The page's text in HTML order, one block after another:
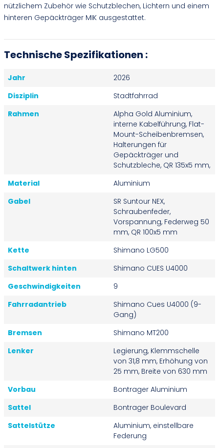
nützlichem Zubehör wie Schutzblechen, Lichtern und einem
hinteren Gepäckträger MIK ausgestattet.
Technische Spezifikationen :
Jahr
2026
Disziplin
Stadtfahrrad
Rahmen
Alpha Gold Aluminium,
interne Kabelführung, Flat-
Mount-Scheibenbremsen,
Halterungen für
Gepäckträger und
Schutzbleche, QR 135x5 mm,
Material
Aluminium
Gabel
SR Suntour NEX,
Schraubenfeder,
Vorspannung, Federweg 50
mm, QR 100x5 mm
Kette
Shimano LG500
Schaltwerk hinten
Shimano CUES U4000
Geschwindigkeiten
9
Fahrradantrieb
Shimano Cues U4000 (9-
Gang)
Bremsen
Shimano MT200
Lenker
Legierung, Klemmschelle
von 31,8 mm, Erhöhung von
25 mm, Breite von 630 mm
Vorbau
Bontrager Aluminium
Sattel
Bontrager Boulevard
Sattelstütze
Aluminium, einstellbare
Federung